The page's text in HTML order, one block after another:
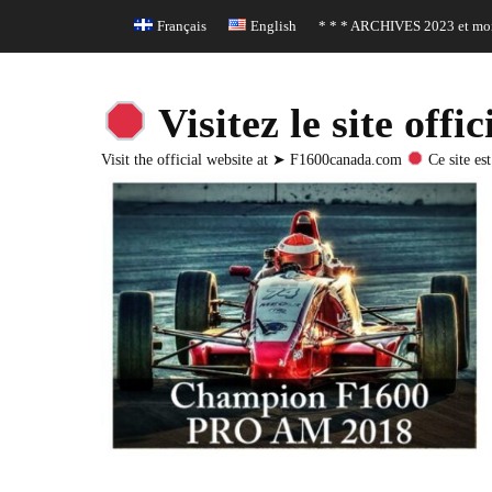
Header Top Menu
Skip Français English * * * ARCHIVES 2023 et
Visitez le site
Visit the official website at ➤ F1600canada.com Ce site